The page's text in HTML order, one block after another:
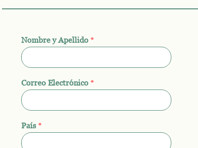
Nombre y Apellido*
Correo Electrónico*
País*